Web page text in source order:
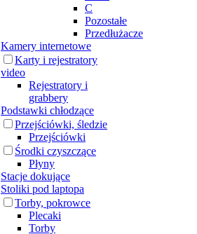
C
Pozostałe
Przedłużacze
Kamery internetowe
Karty i rejestratory
video
Rejestratory i
grabbery
Podstawki chłodzące
Przejściówki, śledzie
Przejściówki
Środki czyszczące
Płyny
Stacje dokujące
Stoliki pod laptopa
Torby, pokrowce
Plecaki
Torby